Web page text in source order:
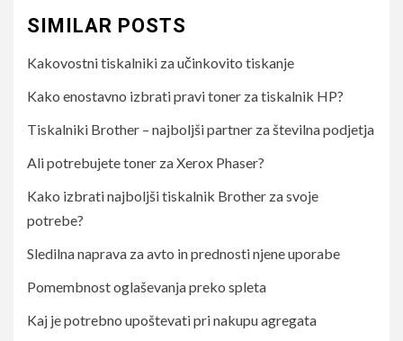
SIMILAR POSTS
Kakovostni tiskalniki za učinkovito tiskanje
Kako enostavno izbrati pravi toner za tiskalnik HP?
Tiskalniki Brother – najboljši partner za številna podjetja
Ali potrebujete toner za Xerox Phaser?
Kako izbrati najboljši tiskalnik Brother za svoje
potrebe?
Sledilna naprava za avto in prednosti njene uporabe
Pomembnost oglaševanja preko spleta
Kaj je potrebno upoštevati pri nakupu agregata